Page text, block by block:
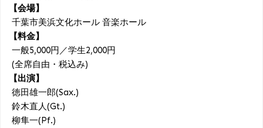
【会場】
千葉市美浜文化ホール 音楽ホール
【料金】
一般5,000円／学生2,000円
(全席自由・税込み)
【出演】
徳田雄一郎(Sax.)
鈴木直人(Gt.)
柳隼一(Pf.)